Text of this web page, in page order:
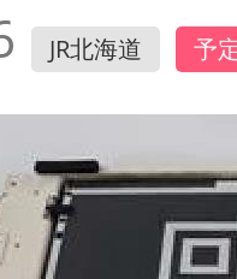
JR北海道 予